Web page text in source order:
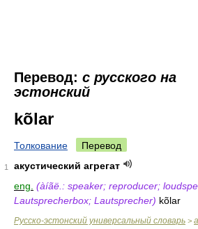
Перевод: с русского на
эстонский
kõlar
Толкование Перевод
1
акустический агрегат
eng. (àíãë.: speaker; reproducer;
Lautsprecherbox; Lautsprecher) kõlar
Русско-эстонский универсальный словарь >